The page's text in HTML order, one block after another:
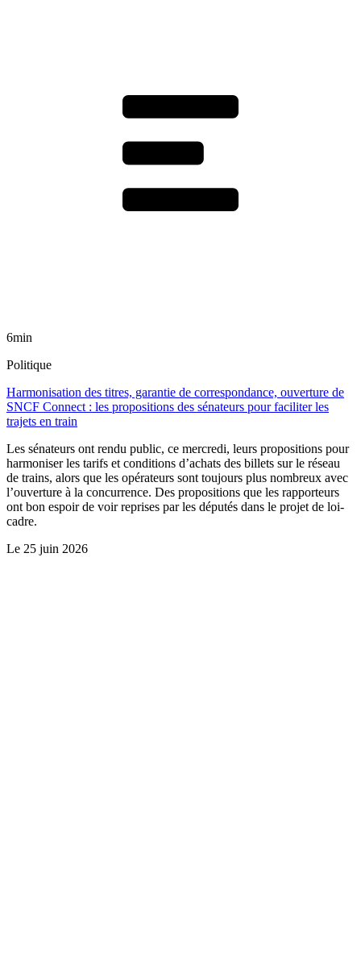
6min
Politique
Harmonisation des titres, garantie de correspondance, ouverture de
SNCF Connect : les propositions des sénateurs pour faciliter les
trajets en train
Les sénateurs ont rendu public, ce mercredi, leurs propositions pour
harmoniser les tarifs et conditions d’achats des billets sur le réseau
de trains, alors que les opérateurs sont toujours plus nombreux avec
l’ouverture à la concurrence. Des propositions que les rapporteurs
ont bon espoir de voir reprises par les députés dans le projet de loi-
cadre.
Le 25 juin 2026